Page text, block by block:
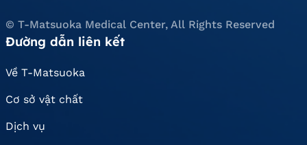
© T-Matsuoka Medical Center, All Rights Reserved
Đường dẫn liên kết
Về T-Matsuoka
Cơ sở vật chất
Dịch vụ